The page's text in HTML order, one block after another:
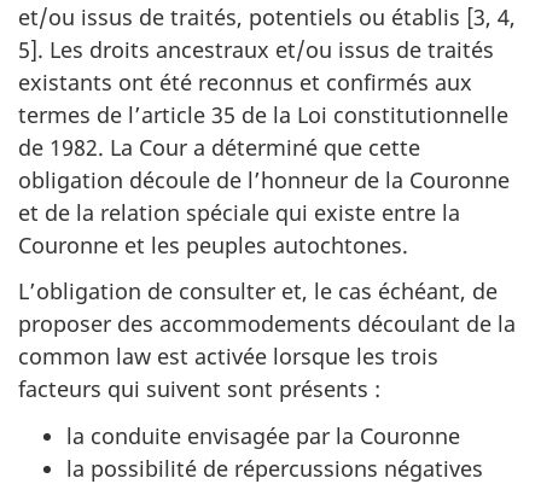
et/ou issus de traités, potentiels ou établis [3, 4,
5]. Les droits ancestraux et/ou issus de traités
existants ont été reconnus et confirmés aux
termes de l’article 35 de la Loi constitutionnelle
de 1982. La Cour a déterminé que cette
obligation découle de l’honneur de la Couronne
et de la relation spéciale qui existe entre la
Couronne et les peuples autochtones.
L’obligation de consulter et, le cas échéant, de
proposer des accommodements découlant de la
common law est activée lorsque les trois
facteurs qui suivent sont présents :
la conduite envisagée par la Couronne
la possibilité de répercussions négatives